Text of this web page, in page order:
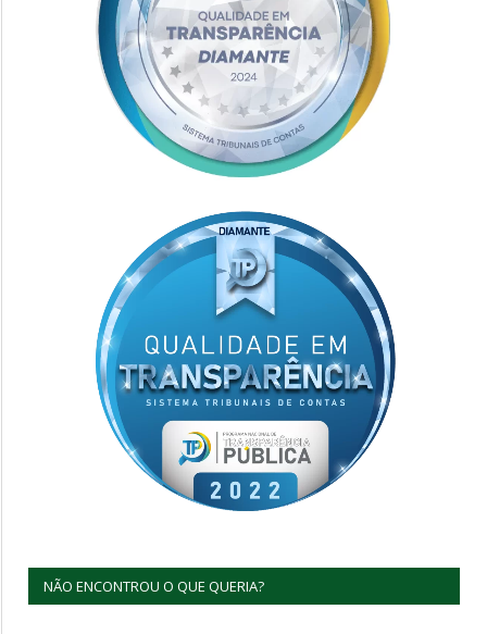
NÃO ENCONTROU O QUE QUERIA?